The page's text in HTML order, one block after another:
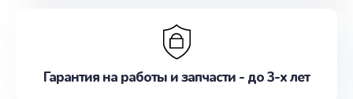
Гарантия на работы и запчасти - до 3-х лет